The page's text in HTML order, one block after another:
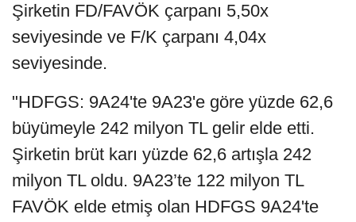
Şirketin FD/FAVÖK çarpanı 5,50x
seviyesinde ve F/K çarpanı 4,04x
seviyesinde.
"HDFGS: 9A24'te 9A23'e göre yüzde 62,6
büyümeyle 242 milyon TL gelir elde etti.
Şirketin brüt karı yüzde 62,6 artışla 242
milyon TL oldu. 9A23’te 122 milyon TL
FAVÖK elde etmiş olan HDFGS 9A24'te